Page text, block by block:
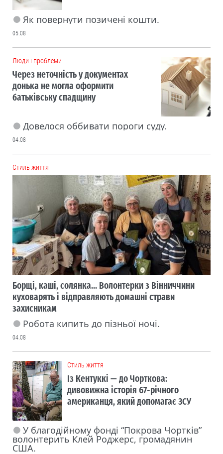
Як повернути позичені кошти.
05.08
Люди і проблеми
Через неточність у документах
донька не могла оформити
батьківську спадщину
Довелося оббивати пороги суду.
04.08
Cтиль життя
Борщі, каші, солянка... Волонтерки з Вінниччини
куховарять і відправляють домашні страви
захисникам
Робота кипить до пізньої ночі.
04.08
Cтиль життя
Із Кентуккі — до Чорткова:
дивовижна історія 67-річного
американця, який допомагає ЗСУ
У благодійному фонді “Покрова Чортків”
волонтерить Клей Роджерс, громадянин
США.